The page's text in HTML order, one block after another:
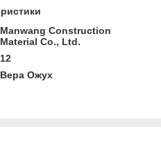
Manwang Construction
Material Co., Ltd.
12
Вера Ожух